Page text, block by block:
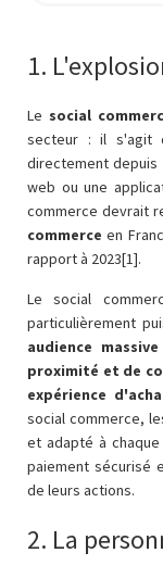
1.
Le social
secteur : il s'agit
directement depuis
web ou une
commerce devrait
commerce en
rapport à 2023[1].
Le social
particulièrement
audience
proximité et de
expérience
social commerce,
et adapté à
paiement sécurisé
de leurs actions.
2. La